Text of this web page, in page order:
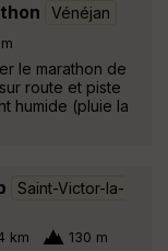
Vénéjan
le marathon de
route et piste
humide (pluie la
Saint-Victor-la-
km 130 m